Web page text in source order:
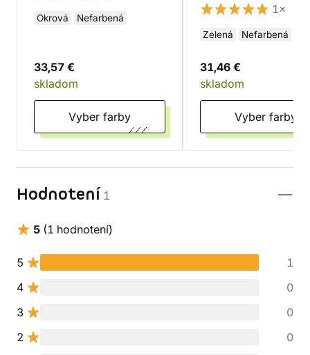
Okrová Nefarbená
33,57 €
skladom
Vyber farby
1×
Zelená Nefarbená
31,46 €
skladom
Vyber farby
Hodnotení 1
5 (1 hodnotení)
5
1
4
0
3
0
2
0